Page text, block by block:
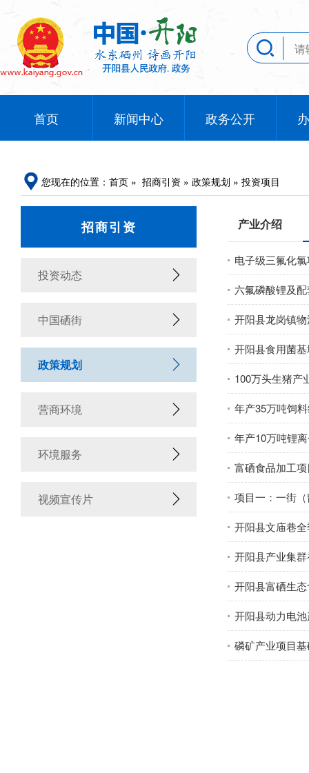
首页 新闻中心 政务公开
您现在的位置： 首页 » 招商引资 » 政策规划 » 投资项目
招商引资
投资动态
中国硒街
政策规划
营商环境
环境服务
视频宣传片
产业介绍
电子级三氟化
六氟磷酸锂及
开阳县龙岗镇
开阳县食用菌
100万头生猪产
年产35万吨饲
年产10万吨锂
富硒食品加工
项目一：一街
开阳县文庙巷
开阳县产业集
开阳县富硒生
开阳县动力电
磷矿产业项目